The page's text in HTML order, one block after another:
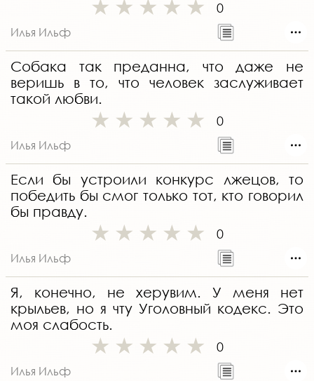
0
Илья Ильф
Собака так преданна, что даже не
веришь в то, что человек заслуживает
такой любви.
0
Илья Ильф
Если бы устроили конкурс лжецов, то
победить бы смог только тот, кто говорил
бы правду.
0
Илья Ильф
Я, конечно, не херувим. У меня нет
крыльев, но я чту Уголовный кодекс. Это
моя слабость.
0
Илья Ильф